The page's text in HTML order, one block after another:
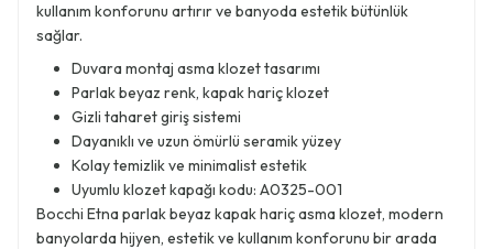
kullanım konforunu artırır ve banyoda estetik bütünlük
sağlar.
Duvara montaj asma klozet tasarımı
Parlak beyaz renk, kapak hariç klozet
Gizli taharet giriş sistemi
Dayanıklı ve uzun ömürlü seramik yüzey
Kolay temizlik ve minimalist estetik
Uyumlu klozet kapağı kodu: A0325-001
Bocchi Etna parlak beyaz kapak hariç asma klozet, modern
banyolarda hijyen, estetik ve kullanım konforunu bir arada